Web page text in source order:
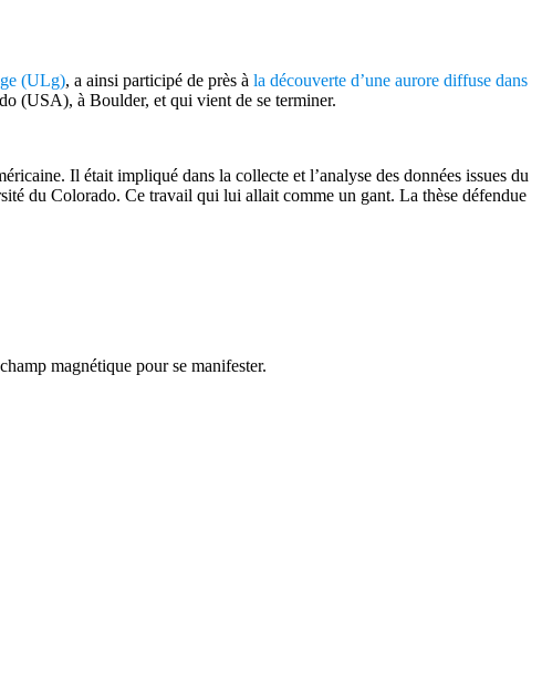
(ULg), a ainsi participé de près à la découverte d’une aurore diffuse dans
(USA), à Boulder, et qui vient de se terminer.
Il était impliqué dans la collecte et l’analyse des données issues du
du Colorado. Ce travail qui lui allait comme un gant. La thèse défendue
magnétique pour se manifester.